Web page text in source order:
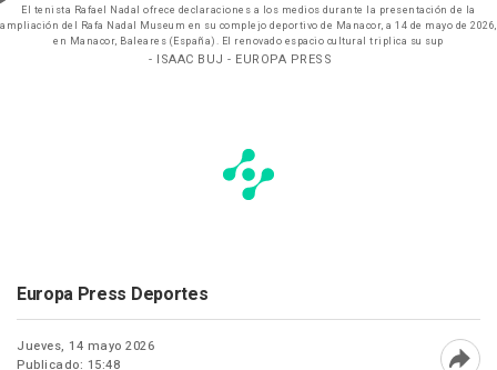
El tenista Rafael Nadal ofrece declaraciones a los medios durante la presentación de la
ampliación del Rafa Nadal Museum en su complejo deportivo de Manacor, a 14 de mayo de 2026,
en Manacor, Baleares (España). El renovado espacio cultural triplica su sup
- ISAAC BUJ - EUROPA PRESS
Europa Press Deportes
Jueves, 14 mayo 2026
Publicado: 15:48